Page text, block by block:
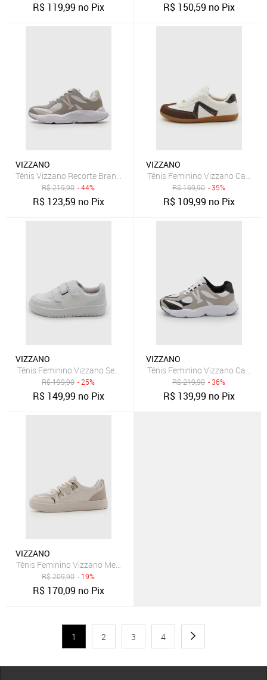
R$ 119,99 no Pix R$ 150,59 no Pix
VIZZANO
Tênis Vizzano Recorte Branco
R$219,90 - 44%
R$ 123,59 no Pix
VIZZANO
Tênis Feminino Vizzano Casual
R$169,90 - 35%
R$ 109,99 no Pix
VIZZANO
Tênis Feminino Vizzano Sem Cadarço Branco
R$199,90 - 25%
R$ 149,99 no Pix
VIZZANO
Tênis Feminino Vizzano Cano
R$219,90 - 36%
R$ 139,99 no Pix
VIZZANO
Tênis Feminino Vizzano Metal Branco
R$209,90 - 19%
R$ 170,09 no Pix
1 2 3 4